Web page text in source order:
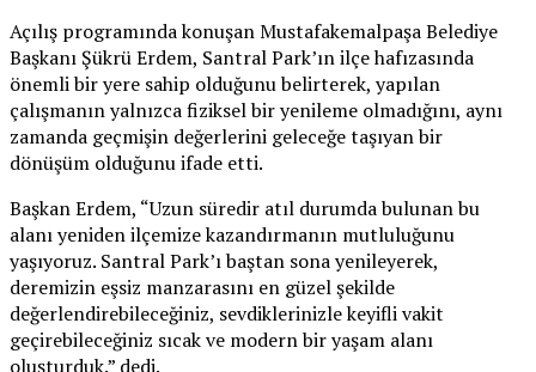
Açılış programında konuşan Mustafakemalpaşa Belediye
Başkanı Şükrü Erdem, Santral Park’ın ilçe hafızasında
önemli bir yere sahip olduğunu belirterek, yapılan
çalışmanın yalnızca fiziksel bir yenileme olmadığını, aynı
zamanda geçmişin değerlerini geleceğe taşıyan bir
dönüşüm olduğunu ifade etti.
Başkan Erdem, “Uzun süredir atıl durumda bulunan bu
alanı yeniden ilçemize kazandırmanın mutluluğunu
yaşıyoruz. Santral Park’ı baştan sona yenileyerek,
deremizin eşsiz manzarasını en güzel şekilde
değerlendirebileceğiniz, sevdiklerinizle keyifli vakit
geçirebileceğiniz sıcak ve modern bir yaşam alanı
oluşturduk.” dedi.